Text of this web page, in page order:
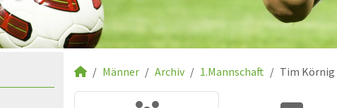
Männer Archiv 1.Mannschaft Tim Körnig